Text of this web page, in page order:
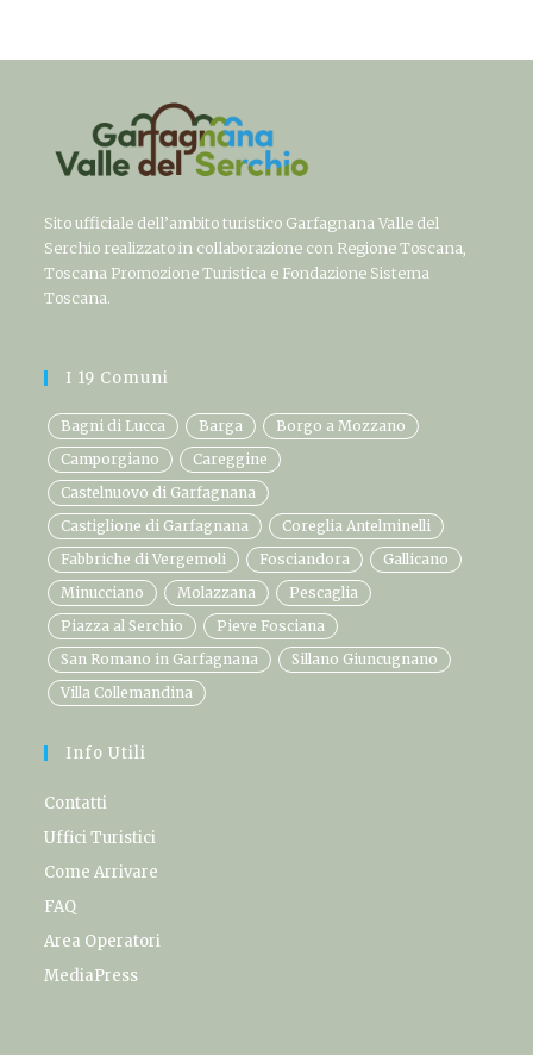
Sito ufficiale dell’ambito turistico Garfagnana Valle del
Serchio realizzato in collaborazione con Regione Toscana,
Toscana Promozione Turistica e Fondazione Sistema
Toscana.
I 19 Comuni
Bagni di Lucca Barga
Borgo a Mozzano
Camporgiano
Careggine
Castelnuovo di Garfagnana
Castiglione di Garfagnana
Coreglia Antelminelli
Fabbriche di Vergemoli
Fosciandora
Gallicano
Minucciano
Molazzana
Pescaglia
Piazza al Serchio
Pieve Fosciana
San Romano in Garfagnana
Sillano Giuncugnano
Villa Collemandina
Info Utili
Contatti
Uffici Turistici
Come Arrivare
FAQ
Area Operatori
MediaPress